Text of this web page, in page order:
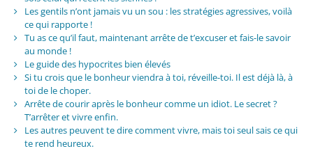
Les gentils n’ont jamais vu un sou : les stratégies agressives, voilà
ce qui rapporte !
Tu as ce qu’il faut, maintenant arrête de t’excuser et fais-le savoir
au monde !
Le guide des hypocrites bien élevés
Si tu crois que le bonheur viendra à toi, réveille-toi. Il est déjà là, à
toi de le choper.
Arrête de courir après le bonheur comme un idiot. Le secret ?
T’arrêter et vivre enfin.
Les autres peuvent te dire comment vivre, mais toi seul sais ce qui
te rend heureux.